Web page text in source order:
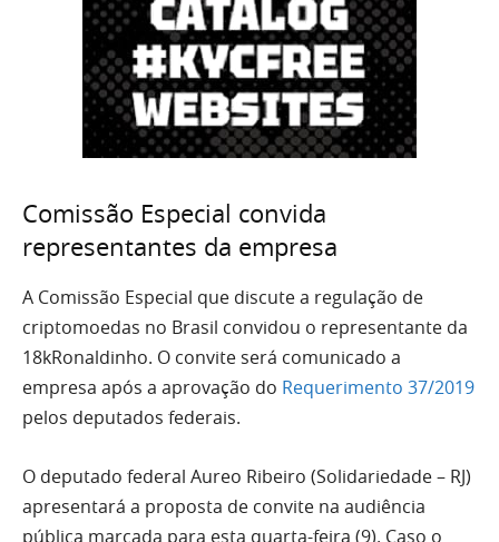
Comissão Especial convida
representantes da empresa
A Comissão Especial que discute a regulação de
criptomoedas no Brasil convidou o representante da
18kRonaldinho. O convite será comunicado a
empresa após a aprovação do Requerimento 37/2019
pelos deputados federais.
O deputado federal Aureo Ribeiro (Solidariedade – RJ)
apresentará a proposta de convite na audiência
pública marcada para esta quarta-feira (9). Caso o